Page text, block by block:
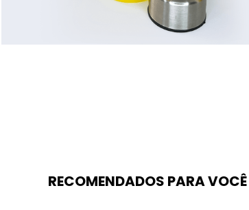
RECOMENDADOS PARA VOCÊ